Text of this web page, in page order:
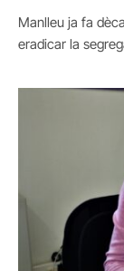
Manlleu ja fa
eradicar la